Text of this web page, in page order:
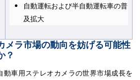
自動運転および半自動運転車の普
及拡大
メラ市場の動向を妨げる可能性
？
動車用ステレオカメラの世界市場成長を